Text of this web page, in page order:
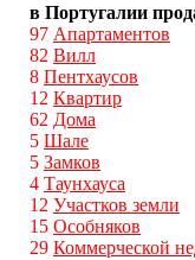
в Португалии
97 Апартаментов
82 Вилл
8 Пентхаусов
12 Квартир
62 Дома
5 Шале
5 Замков
4 Таунхауса
12 Участков земли
15 Особняков
29 Коммерческой